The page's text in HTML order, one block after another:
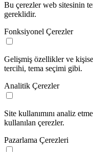
Bu çerezler web sitesinin
gereklidir.
Fonksiyonel Çerezler
Gelişmiş özellikler ve
tercihi, tema seçimi gibi.
Analitik Çerezler
Site kullanımını analiz
kullanılan çerezler.
Pazarlama Çerezleri